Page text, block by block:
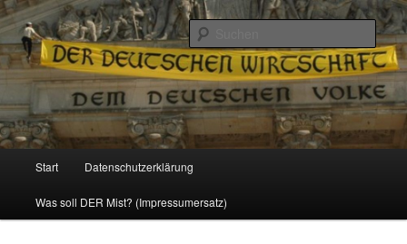
Reizzentrum
Politik, Wirtschaft, Soziales und Gesellschaft
Zum
Inhalt
Zum
sekundären
Start Datenschutzerklärung
Was soll DER Mist? (Impressumersatz)